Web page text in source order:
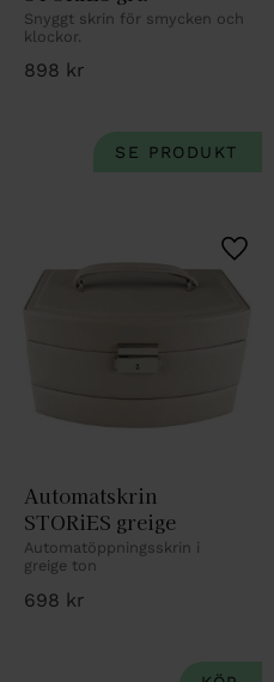
Snyggt skrin för smycken och
klockor.
898 kr
till i favoriter
Automatskrin
STORiES greige
Automatöppningsskrin i
greige ton
698 kr